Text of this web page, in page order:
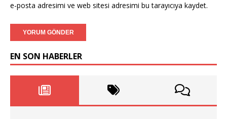
e-posta adresimi ve web sitesi adresimi bu tarayıcıya kaydet.
EN SON HABERLER